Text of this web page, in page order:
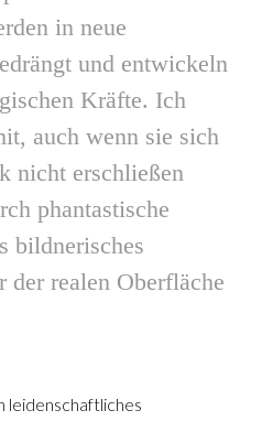
in neue
und entwickeln
Kräfte. Ich
auch wenn sie sich
nicht erschließen
phantastische
bildnerisches
der realen Oberfläche
leidenschaftliches